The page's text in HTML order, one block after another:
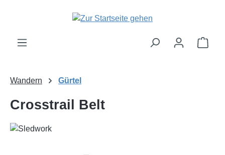
Zum Hauptinhalt springen
Wandern Gürtel
Crosstrail Belt